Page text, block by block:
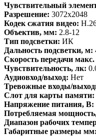
Чувствительный
Разрешение: 3072х2048
Кодек сжатия видео:
Объектив, мм: 2.8-12
Тип подсветки: ИК
Дальность подсветки, м:
Скорость передачи макс.
Чувствительность, лк:
Аудиовход/выход: Нет
Тревожные входы/
Слот для карты памяти:
Напряжение питания, В:
Потребляемая
Диапазон рабочих
Габаритные размеры мм: